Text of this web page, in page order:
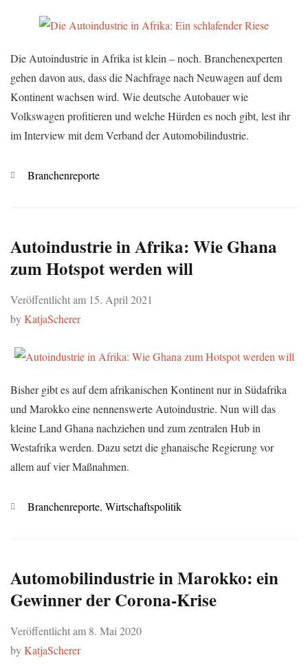
Die Autoindustrie in Afrika ist klein – noch. Branchenexperten
gehen davon aus, dass die Nachfrage nach Neuwagen auf dem
Kontinent wachsen wird. Wie deutsche Autobauer wie
Volkswagen profitieren und welche Hürden es noch gibt, lest ihr
im Interview mit dem Verband der Automobilindustrie.
Kategorien
Branchenreporte
Autoindustrie in Afrika: Wie Ghana
zum Hotspot werden will
Veröffentlicht am 15. April 2021
byKatjaScherer
Bisher gibt es auf dem afrikanischen Kontinent nur in Südafrika
und Marokko eine nennenswerte Autoindustrie. Nun will das
kleine Land Ghana nachziehen und zum zentralen Hub in
Westafrika werden. Dazu setzt die ghanaische Regierung vor
allem auf vier Maßnahmen.
Kategorien
Branchenreporte, Wirtschaftspolitik
Automobilindustrie in Marokko: ein
Gewinner der Corona-Krise
Veröffentlicht am 8. Mai 2020
byKatjaScherer